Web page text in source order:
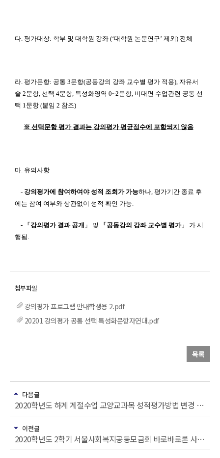
다. 평가대상: 학부 및 대학원 강좌 (‘대학원 논문연구’ 제외) 전체
라. 평가문항: 공통 3문항(공동강의 강좌 교수별 평가 적용), 자유서
술 2문항, 선택 4문항, 특성화영역 0~2문항, 비대면 수업관련 공통 선
택 1문항 (붙임 2 참조)
※ 선택문항 평가 결과는 강의평가 평균점수에 포함되지 않음
마. 유의사항
- 강의평가에 참여하여야 성적 조회가 가능하나, 평가기간 종료 후
에는 참여 여부와 상관없이 성적 확인 가능.
- 「강의평가 결과 공개 」 및 「공동강의 강좌 교수별 평가」 가 시
행됨.
강의평가 프로그램 안내학생용 2.pdf
20201 강의평가 공통 선택 특성화문항자연대.pdf
목록
다음글
2020학년도 하계 계절수업 교양교과목 성적평가방법 변경 안내
이전글
2020학년도 2학기 서울사회복지공동모금회 바로바로론 사랑나눔 장학생 선발 안내